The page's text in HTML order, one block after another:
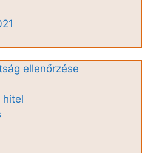
ellenőrzése
hitel